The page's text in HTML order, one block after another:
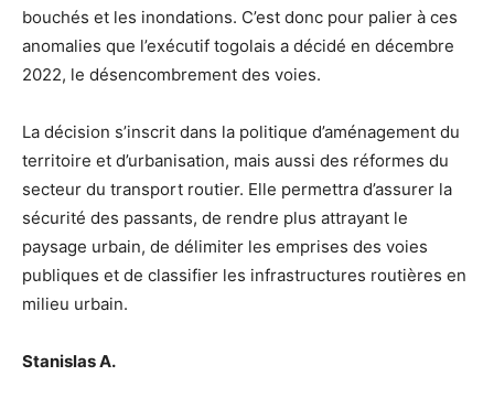
bouchés et les inondations. C’est donc pour palier à ces
anomalies que l’exécutif togolais a décidé en décembre
2022, le désencombrement des voies.
La décision s’inscrit dans la politique d’aménagement du
territoire et d’urbanisation, mais aussi des réformes du
secteur du transport routier. Elle permettra d’assurer la
sécurité des passants, de rendre plus attrayant le
paysage urbain, de délimiter les emprises des voies
publiques et de classifier les infrastructures routières en
milieu urbain.
Stanislas A.